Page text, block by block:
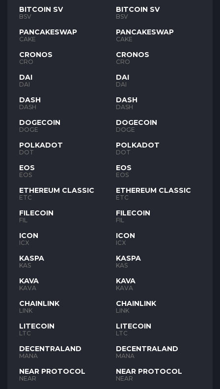
BITCOIN SV
BSV
PANCAKESWAP
CAKE
CRONOS
CRO
DAI
DAI
DASH
DASH
DOGECOIN
DOGE
POLKADOT
DOT
EOS
EOS
ETHEREUM CLASSIC
ETC
FILECOIN
FIL
ICON
ICX
KASPA
KAS
KAVA
KAVA
CHAINLINK
LINK
LITECOIN
LTC
DECENTRALAND
MANA
NEAR PROTOCOL
NEAR
BITCOIN SV
BSV
PANCAKESWAP
CAKE
CRONOS
CRO
DAI
DAI
DASH
DASH
DOGECOIN
DOGE
POLKADOT
DOT
EOS
EOS
ETHEREUM CLASSIC
ETC
FILECOIN
FIL
ICON
ICX
KASPA
KAS
KAVA
KAVA
CHAINLINK
LINK
LITECOIN
LTC
DECENTRALAND
MANA
NEAR PROTOCOL
NEAR